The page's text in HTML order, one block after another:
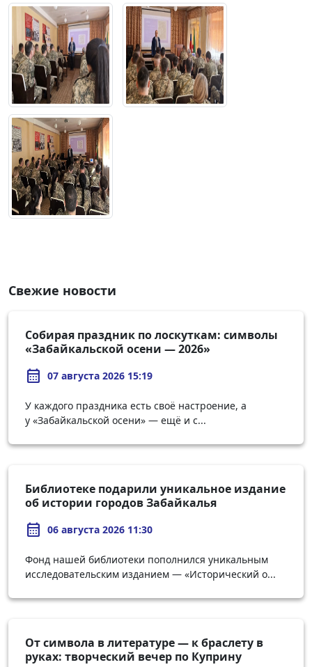
Свежие новости
Собирая праздник по лоскуткам: символы
«Забайкальской осени — 2026»
calendar_month 07 августа 2026 15:19
У каждого праздника есть своё настроение, а
у «Забайкальской осени» — ещё и с...
Библиотеке подарили уникальное издание
об истории городов Забайкалья
calendar_month 06 августа 2026 11:30
Фонд нашей библиотеки пополнился уникальным
исследовательским изданием — «Исторический о...
От символа в литературе — к браслету в
руках: творческий вечер по Куприну